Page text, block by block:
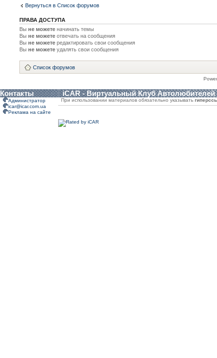
Вернуться в Список форумов
ПРАВА ДОСТУПА
Вы не можете начинать темы
Вы не можете отвечать на сообщения
Вы не можете редактировать свои сообщения
Вы не можете удалять свои сообщения
Список форумов
Контакты iCAR - Виртуальный Клуб Автолюбителей
Администратор
icar@icar.com.ua
Реклама на сайте
При использовании материалов обязательно указывать